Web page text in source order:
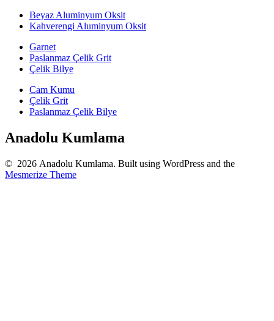
Beyaz Aluminyum Oksit
Kahverengi Aluminyum Oksit
Garnet
Paslanmaz Çelik Grit
Çelik Bilye
Cam Kumu
Çelik Grit
Paslanmaz Çelik Bilye
Anadolu Kumlama
© 2026 Anadolu Kumlama. Built using WordPress and the
Mesmerize Theme